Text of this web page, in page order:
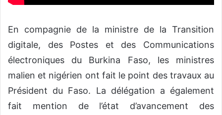
En compagnie de la ministre de la Transition
digitale, des Postes et des Communications
électroniques du Burkina Faso, les ministres
malien et nigérien ont fait le point des travaux au
Président du Faso. La délégation a également
fait mention de l’état d’avancement des